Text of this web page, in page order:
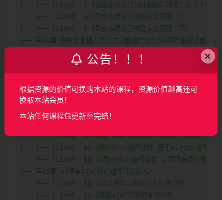
│   ├── [163M]  9-6设置系统运行指标阚值并预警上报（下）
│   ├── [123M]  9-7异步实现消息推送发送预警（上）
│   └── [188M]  9-8异步实现消息推送发送预警（下）
├── 第10章 进阶技能提升之公共功能组件化封装&项目鉴权功能实
│   ├── [ 16M]  10-1项目开发中组件化封装的价值和意义
│   ├── [122M]  10-2独立封装logx日志组件并基于项目需求定
│   ├── [ 59M]  10-4独立用户权限鉴权组件功能实现与业务分
│   ├── [149M]  10-5用户Rbac鉴权组件-实现用户Rbac角色与
│   ├── [105M]  10-6用户Rbac鉴权组件-实现用户Rbac角色与
│   ├── [152M]  10-8用户Rbac鉴权组件-实现用户权限验证的核
│   ├── [118M]  10-9用户Rbac鉴权组件-基于gin封装组件调度
│   └── [112M]  10-10用户Rbac鉴权组件-与项目集成应用
└── 第11章 Go语言AIGC核心组件开发实战/
    ├── [ 26M]  11-1AI大模型与系统业务应用分析
    ├── [ 50M]  11-2理解AIGC开发的本质过程
×
公告！！！
根据资源的价值可换购本站的课程，资源价值越高还可
换取本站会员！
本站任何课程包更新至完结！